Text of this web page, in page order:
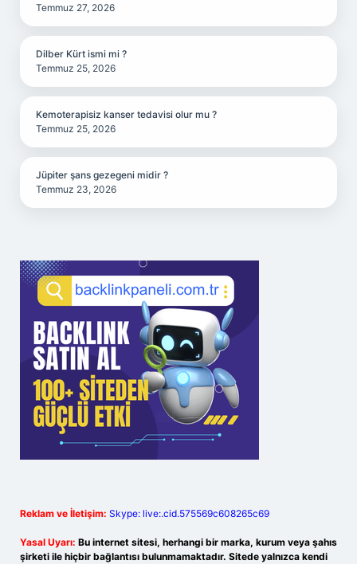
Temmuz 27, 2026
Dilber Kürt ismi mi ?
Temmuz 25, 2026
Kemoterapisiz kanser tedavisi olur mu ?
Temmuz 25, 2026
Jüpiter şans gezegeni midir ?
Temmuz 23, 2026
Reklam ve İletişim: Skype: live:.cid.575569c608265c69
Yasal Uyarı: Bu internet sitesi, herhangi bir marka, kurum veya şahıs
şirketi ile hiçbir bağlantısı bulunmamaktadır. Sitede yalnızca kendi